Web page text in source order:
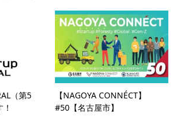
（第5
【NAGOYA CONNÉCT】
#50【名古屋市】